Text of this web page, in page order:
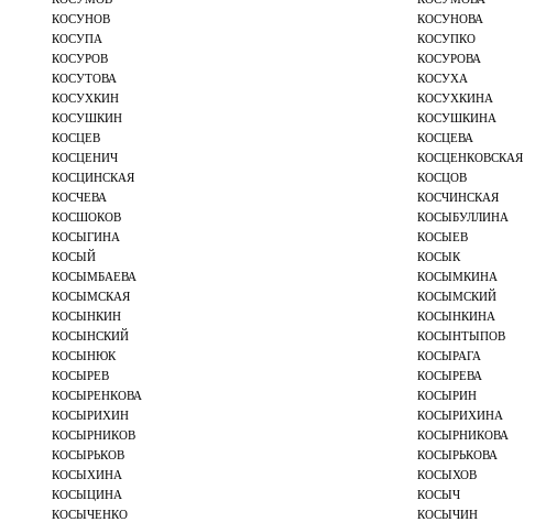
КОСУНОВ КОСУНОВА
КОСУПА КОСУПКО
КОСУРОВ КОСУРОВА
КОСУТОВА КОСУХА
КОСУХКИН КОСУХКИНА
КОСУШКИН КОСУШКИНА
КОСЦЕВ КОСЦЕВА
КОСЦЕНИЧ КОСЦЕНКОВСКАЯ
КОСЦИНСКАЯ КОСЦОВ
КОСЧЕВА КОСЧИНСКАЯ
КОСШОКОВ КОСЫБУЛЛИНА
КОСЫГИНА КОСЫЕВ
КОСЫЙ КОСЫК
КОСЫМБАЕВА КОСЫМКИНА
КОСЫМСКАЯ КОСЫМСКИЙ
КОСЫНКИН КОСЫНКИНА
КОСЫНСКИЙ КОСЫНТЫПОВ
КОСЫНЮК КОСЫРАГА
КОСЫРЕВ КОСЫРЕВА
КОСЫРЕНКОВА КОСЫРИН
КОСЫРИХИН КОСЫРИХИНА
КОСЫРНИКОВ КОСЫРНИКОВА
КОСЫРЬКОВ КОСЫРЬКОВА
КОСЫХИНА КОСЫХОВ
КОСЫЦИНА КОСЫЧ
КОСЫЧЕНКО КОСЫЧИН